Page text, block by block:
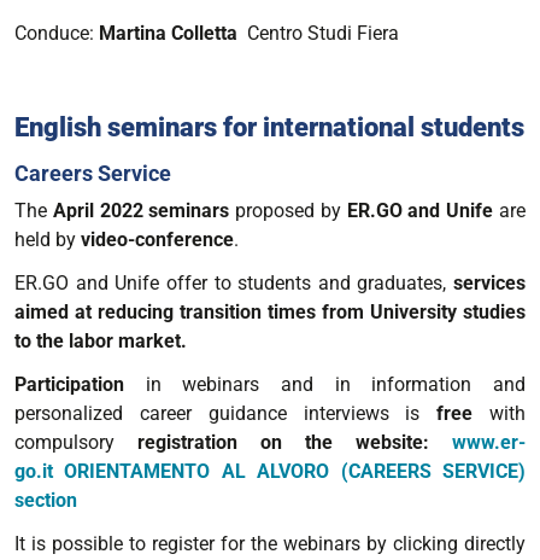
Conduce: Martina Colletta Centro Studi Fiera
English seminars for international students
Careers Service
The April 2022 seminars proposed by ER.GO and Unife are
held by video-conference.
ER.GO and Unife offer to students and graduates, services
aimed at reducing transition times from University studies
to the labor market.
Participation in webinars and in information and
personalized career guidance interviews isfree with
compulsory registration on the website: www.er-
go.it ORIENTAMENTO AL ALVORO (CAREERS SERVICE)
section
It is possible to register for the webinars by clicking directly